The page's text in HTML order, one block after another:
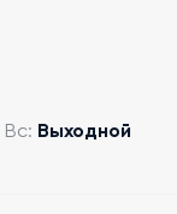
Вс: Выходной